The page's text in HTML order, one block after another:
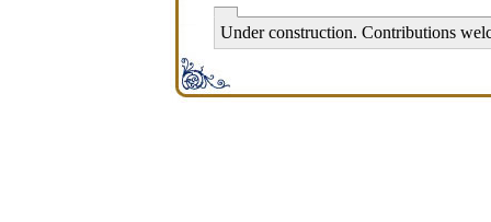
Under construction. Contributions